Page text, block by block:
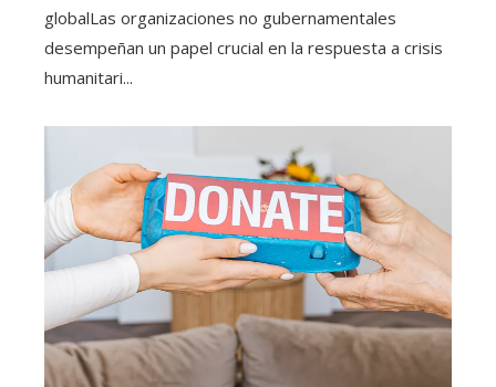
globalLas organizaciones no gubernamentales
desempeñan un papel crucial en la respuesta a crisis
humanitari...